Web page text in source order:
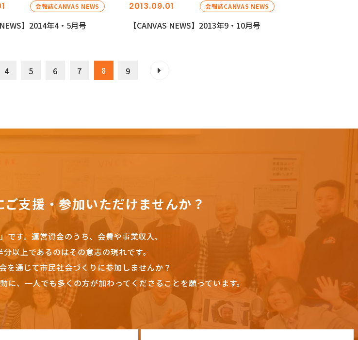
会報誌CANVAS NEWS
NEWS】2014年4・5月号
2013.09.01 会報誌CANVAS NEWS
【CANVAS NEWS】2013年9・10月号
4 5 6 7 8 9
ご支援・参加いただけませんか？
です。 運営資金のうち、会費や事業収入、
以上であるのはその意志の現れです。
を通じて市民社会づくりに参加しませんか？
、一人でも多くの方が加わってくださることを願っています。